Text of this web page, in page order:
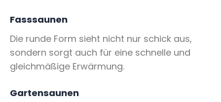
Fasssaunen
Die runde Form sieht nicht nur schick aus,
sondern sorgt auch für eine schnelle und
gleichmäßige Erwärmung.
Gartensaunen